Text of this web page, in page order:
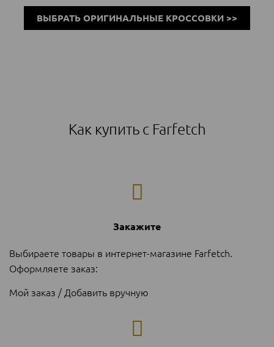
ВЫБРАТЬ ОРИГИНАЛЬНЫЕ КРОССОВКИ >>
Как купить с Farfetch
Закажите
Выбираете товары в интернет-магазине Farfetch.
Оформляете заказ:
Мой заказ / Добавить вручную